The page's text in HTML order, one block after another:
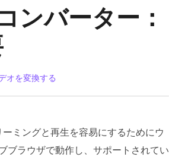
ンバーター：
オを変換する
ミングと再生を容易にするためにウ
ブラウザで動作し、サポートされてい